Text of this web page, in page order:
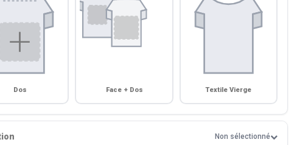
Dos Face + Dos Textile Vierge
Non sélectionné